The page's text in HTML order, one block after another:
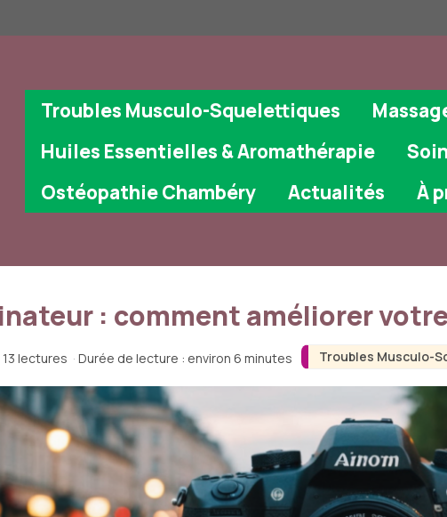
Troubles Musculo-Squelettiques
Huiles Essentielles & Aromathérapie
Ostéopathie Chambéry
Actualités À
Troubles Musculo-
: comment améliorer
13 lectures · Durée de lecture : environ 6 minutes